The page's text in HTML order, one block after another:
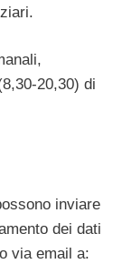
20,30) di
inviare
dei dati
via email a: